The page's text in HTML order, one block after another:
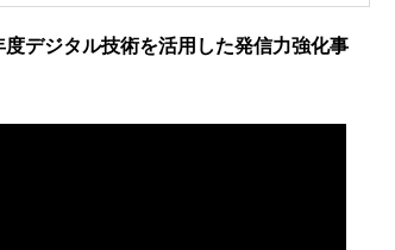
デジタル技術を活用した発信力強化事